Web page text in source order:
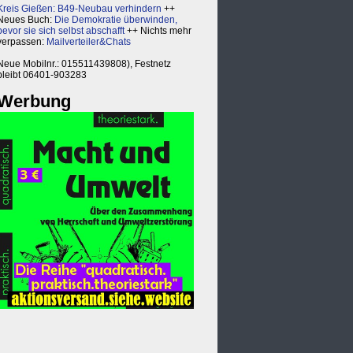
Gießen: B49-Neubau verhindern ++
Buch: Die Demokratie überwinden,
sie sich selbst abschafft++ Nichts mehr
Mailverteiler&Chats
Mobilnr.: 015511439808), Festnetz
06401-903283